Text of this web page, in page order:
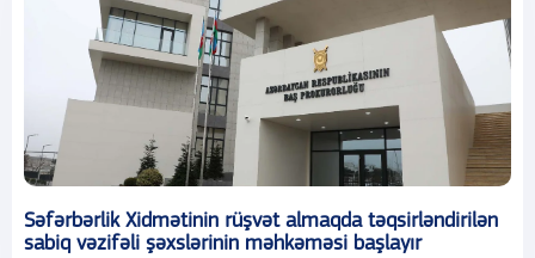
Səfərbərlik Xidmətinin rüşvət almaqda təqsirləndirilən
sabiq vəzifəli şəxslərinin məhkəməsi başlayır